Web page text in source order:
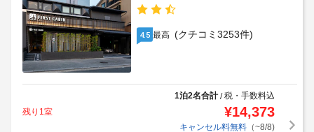
4.5 最高 (クチコミ3253件)
1泊2名合計/税・手数料込
残り1室
¥14,373
キャンセル料無料（~8/8)